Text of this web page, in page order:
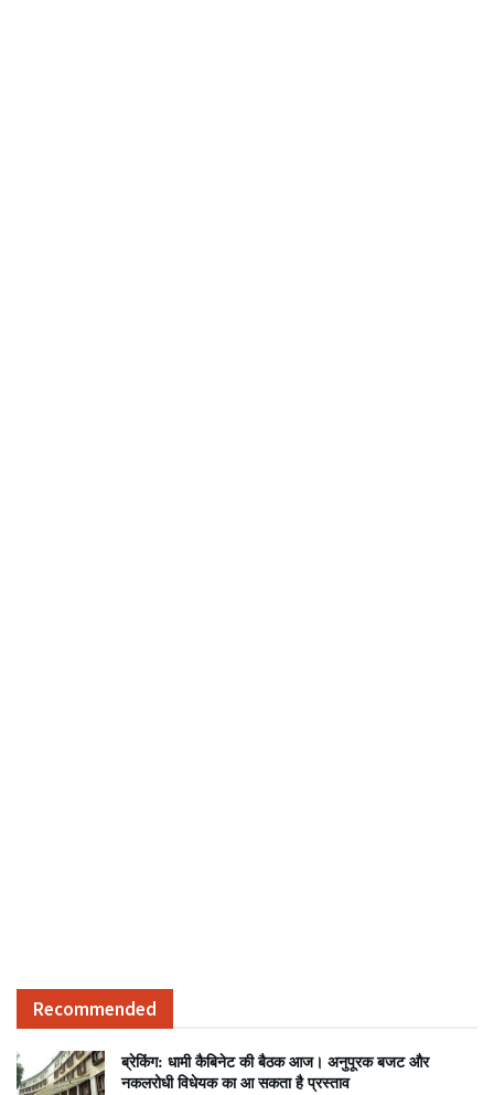
Recommended
ब्रेकिंग: धामी कैबिनेट की बैठक आज। अनुपूरक बजट और
नकलरोधी विधेयक का आ सकता है प्रस्ताव